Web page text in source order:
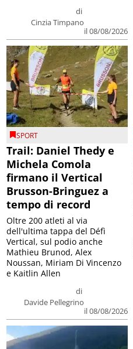
di
Cinzia Timpano
il 08/08/2026
SPORT
Trail: Daniel Thedy e
Michela Comola
firmano il Vertical
Brusson-Bringuez a
tempo di record
di
Davide Pellegrino
il 08/08/2026
Oltre 200 atleti al via
dell'ultima tappa del Défì
Vertical, sul podio anche
Mathieu Brunod, Alex
Noussan, Miriam Di Vincenzo
e Kaitlin Allen